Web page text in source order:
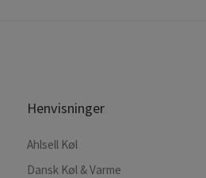
Henvisninger
Ahlsell Køl
Dansk Køl & Varme